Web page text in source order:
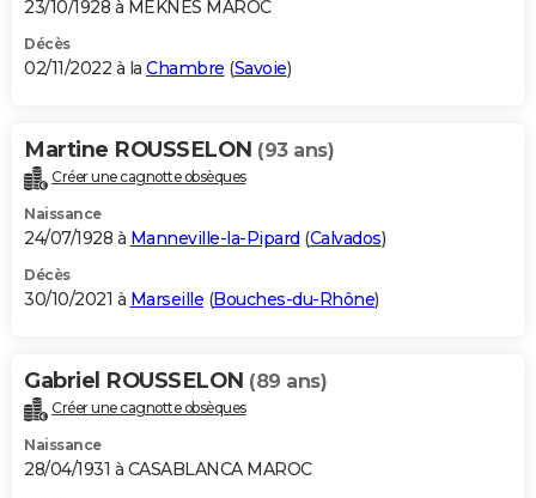
23/10/1928 à MEKNES MAROC
Décès
02/11/2022 à la Chambre (Savoie)
Martine ROUSSELON (93 ans)
Créer une cagnotte obsèques
Naissance
24/07/1928 à Manneville-la-Pipard (Calvados)
Décès
30/10/2021 à Marseille (Bouches-du-Rhône)
Gabriel ROUSSELON (89 ans)
Créer une cagnotte obsèques
Naissance
28/04/1931 à CASABLANCA MAROC